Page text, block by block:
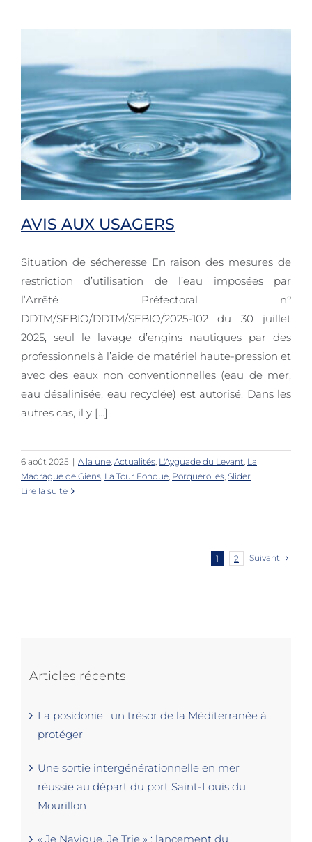
AVIS AUX USAGERS
AVIS AUX USAGERS
Situation de sécheresse En raison des mesures de
restriction d’utilisation de l’eau imposées par
l’Arrêté Préfectoral n°
DDTM/SEBIO/DDTM/SEBIO/2025-102 du 30 juillet
2025, seul le lavage d’engins nautiques par des
professionnels à l’aide de matériel haute-pression et
avec des eaux non conventionnelles (eau de mer,
eau désalinisée, eau recyclée) est autorisé. Dans les
autres cas, il y [...]
6 août 2025 | A la une, Actualités, L'Ayguade du Levant, La
Madrague de Giens, La Tour Fondue, Porquerolles, Slider
Lire la suite
1 2 Suivant
Articles récents
La posidonie : un trésor de la Méditerranée à
protéger
Une sortie intergénérationnelle en mer
réussie au départ du port Saint-Louis du
Mourillon
« Je Navigue, Je Trie » : lancement du